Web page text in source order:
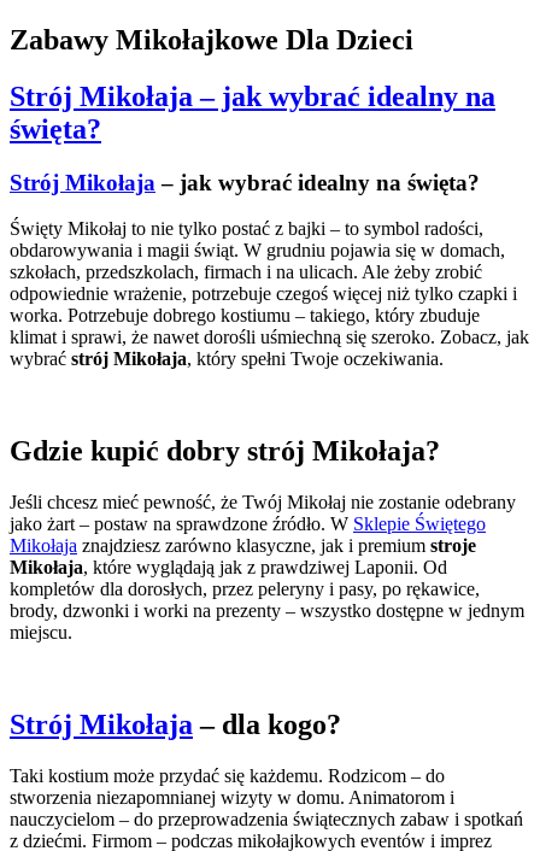
Zabawy Mikołajkowe Dla Dzieci
Strój Mikołaja – jak wybrać idealny na
święta?
Strój Mikołaja – jak wybrać idealny na święta?
Święty Mikołaj to nie tylko postać z bajki – to symbol radości,
obdarowywania i magii świąt. W grudniu pojawia się w domach,
szkołach, przedszkolach, firmach i na ulicach. Ale żeby zrobić
odpowiednie wrażenie, potrzebuje czegoś więcej niż tylko czapki i
worka. Potrzebuje dobrego kostiumu – takiego, który zbuduje
klimat i sprawi, że nawet dorośli uśmiechną się szeroko. Zobacz, jak
wybrać strój Mikołaja, który spełni Twoje oczekiwania.
Gdzie kupić dobry strój Mikołaja?
Jeśli chcesz mieć pewność, że Twój Mikołaj nie zostanie odebrany
jako żart – postaw na sprawdzone źródło. W Sklepie Świętego
Mikołaja znajdziesz zarówno klasyczne, jak i premium stroje
Mikołaja, które wyglądają jak z prawdziwej Laponii. Od
kompletów dla dorosłych, przez peleryny i pasy, po rękawice,
brody, dzwonki i worki na prezenty – wszystko dostępne w jednym
miejscu.
Strój Mikołaja – dla kogo?
Taki kostium może przydać się każdemu. Rodzicom – do
stworzenia niezapomnianej wizyty w domu. Animatorom i
nauczycielom – do przeprowadzenia świątecznych zabaw i spotkań
z dziećmi. Firmom – podczas mikołajkowych eventów i imprez